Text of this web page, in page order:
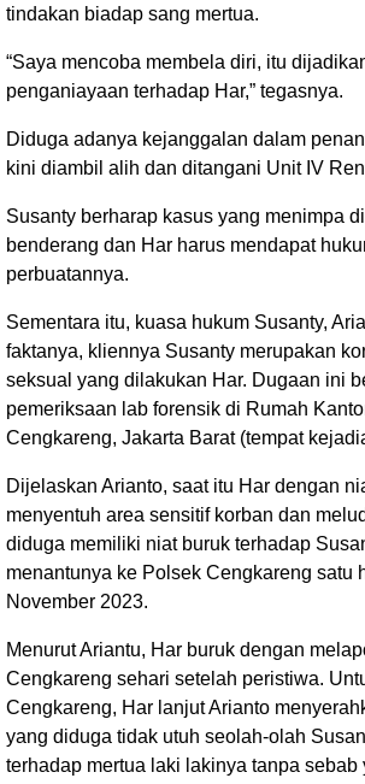
tindakan biadap sang mertua.
“Saya mencoba membela diri, itu
penganiayaan terhadap Har,” tegasnya.
Diduga adanya kejanggalan dalam
kini diambil alih dan ditangani Unit IV
Susanty berharap kasus yang menimpa
benderang dan Har harus mendapat
perbuatannya.
Sementara itu, kuasa hukum Susanty,
faktanya, kliennya Susanty merupakan
seksual yang dilakukan Har. Dugaan ini
pemeriksaan lab forensik di Rumah
Cengkareng, Jakarta Barat (tempat
Dijelaskan Arianto, saat itu Har dengan
menyentuh area sensitif korban dan
diduga memiliki niat buruk terhadap
menantunya ke Polsek Cengkareng satu
November 2023.
Menurut Ariantu, Har buruk dengan
Cengkareng sehari setelah peristiwa.
Cengkareng, Har lanjut Arianto
yang diduga tidak utuh seolah-olah
terhadap mertua laki lakinya tanpa sebab